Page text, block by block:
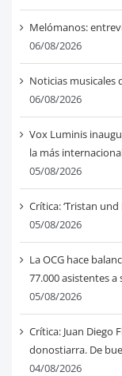
Melómanos:
06/08/2026
Noticias musicales
06/08/2026
Vox Luminis
la más
05/08/2026
Crítica: ‘Tristan
05/08/2026
La OCG hace
77.000 asistentes
05/08/2026
Crítica: Juan Diego
donostiarra. De
04/08/2026